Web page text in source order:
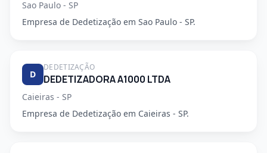
Sao Paulo - SP
Empresa de Dedetização em Sao Paulo - SP.
D
DEDETIZAÇÃO
DEDETIZADORA A1000 LTDA
Caieiras - SP
Empresa de Dedetização em Caieiras - SP.